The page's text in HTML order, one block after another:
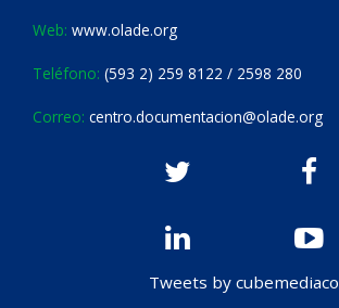
Web: www.olade.org
Teléfono: (593 2) 259 8122 / 2598 280
Correo: centro.documentacion@olade.org
Tweets by cubemediaco